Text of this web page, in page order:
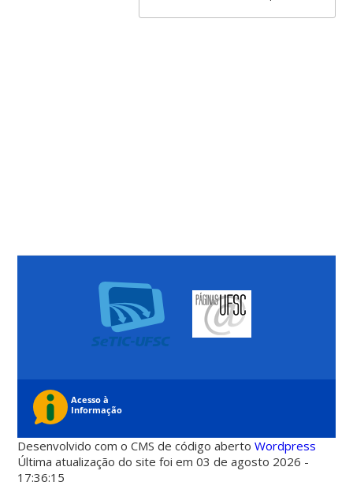
Desenvolvido com o CMS de código abertoWordpress
Última atualização do site foi em 03 de agosto 2026 -
17:36:15